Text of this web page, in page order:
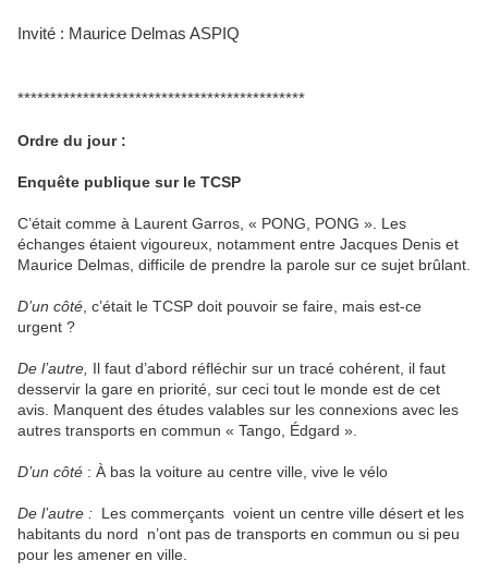
Invité : Maurice Delmas ASPIQ
********************************************
Ordre du jour :
Enquête publique sur le TCSP
C’était comme à Laurent Garros, « PONG, PONG ». Les
échanges étaient vigoureux, notamment entre Jacques Denis et
Maurice Delmas, difficile de prendre la parole sur ce sujet brûlant.
D’un côté , c’était le TCSP doit pouvoir se faire, mais est-ce
urgent ?
De l’autre, Il faut d’abord réfléchir sur un tracé cohérent, il faut
desservir la gare en priorité, sur ceci tout le monde est de cet
avis. Manquent des études valables sur les connexions avec les
autres transports en commun « Tango, Édgard ».
D’un côté : À bas la voiture au centre ville, vive le vélo
De l’autre : Les commerçants voient un centre ville désert et les
habitants du nord
n’ont pas de transports en commun ou si peu
pour les amener en ville.